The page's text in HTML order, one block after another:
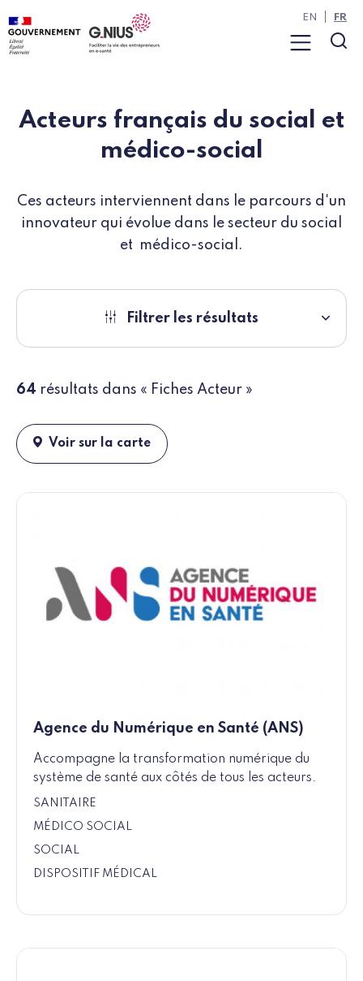
Panneau de gestion des cookies
Aller au contenu
Aller à la navigation
Menu
EN FR
Acteurs français du social et
médico-social
Ces acteurs interviennent dans le parcours d'un
innovateur qui évolue dans le secteur du social
et médico-social.
Filtrer les résultats
64 résultats dans « Fiches Acteur »
Voir sur la carte
Agence du Numérique en Santé (ANS)
Accompagne la transformation numérique du
système de santé aux côtés de tous les acteurs.
SANITAIRE
MÉDICO SOCIAL
SOCIAL
DISPOSITIF MÉDICAL